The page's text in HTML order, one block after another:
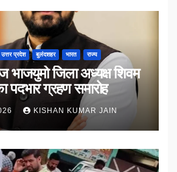
उत्तर प्रदेश बुलंदशहर भारत राज्य
भाजयुमो जिला अध्यक्ष शिवम
पदभार ग्रहण समारोह
KISHAN KUMAR JAIN